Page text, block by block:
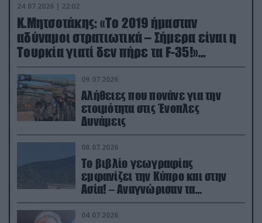
24.07.2026 | 22:02
Κ.Μητσοτάκης: «Το 2019 ήμασταν
αδύναμοι στρατιωτικά – Σήμερα είναι η
Τουρκία γιατί δεν πήρε τα F-35!»
(βίντεο)
09.07.2026
Αλήθειες που πονάνε για την
ετοιμότητα στις Ένοπλες
Δυνάμεις
08.07.2026
Το βιβλίο γεωγραφίας
εμφανίζει την Κύπρο και στην
Ασία! – Αναγνώρισαν τα
κατεχόμενα; (φωτο)
04.07.2026